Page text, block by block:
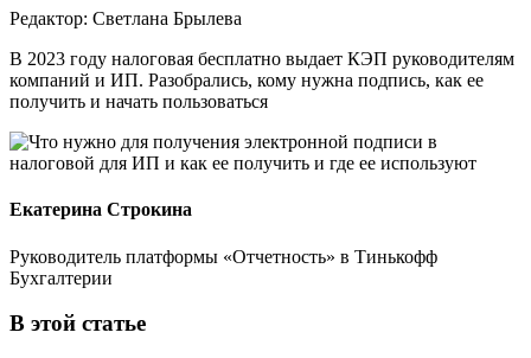
Редактор: Светлана Брылева
В 2023 году налоговая бесплатно выдает КЭП руководителям
компаний и ИП. Разобрались, кому нужна подпись, как ее
получить и начать пользоваться
Екатерина Строкина
Руководитель платформы «Отчетность» в Тинькофф
Бухгалтерии
В этой статье